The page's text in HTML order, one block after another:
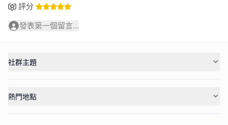
評分
發表第一個留言...
社群主題
熱門地點